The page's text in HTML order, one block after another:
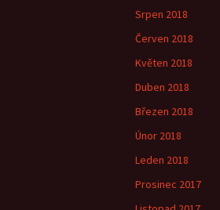
Srpen 2018
Červen 2018
Květen 2018
Duben 2018
Březen 2018
Únor 2018
Leden 2018
Prosinec 2017